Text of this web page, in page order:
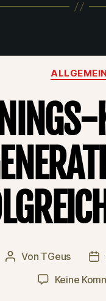
ALLGEMEIN
Beitragsautor
Von TGeus
Keine